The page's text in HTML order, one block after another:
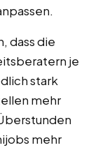
dass die
je
stark
mehr
mehr